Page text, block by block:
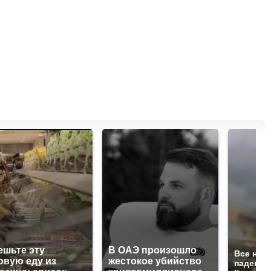
эту
еду из
В ОАЭ произошло
жестокое убийство
Все